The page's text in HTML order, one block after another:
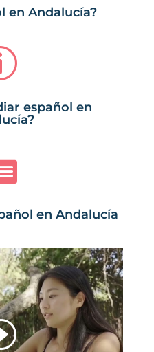
en Andalucía?
español en
en Andalucía